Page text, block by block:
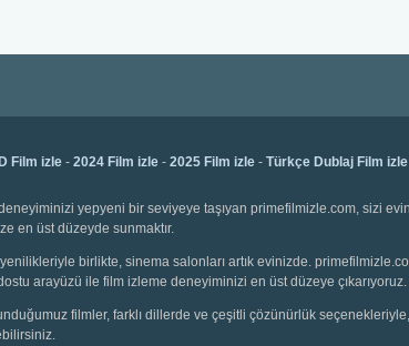
Film izle - 2024 Film izle - 2025 Film izle - Türkçe Dublaj Film izle
yepyeni bir seviyeye taşıyan primefilmizle.com, sizi
en üst düzeyde sunmaktır.
birlikte, sinema salonları artık evinizde.
arayüzü ile film izleme deneyiminizi en üst düzeye çıkarıyoruz.
filmler, farklı dillerde ve çeşitli çözünürlük